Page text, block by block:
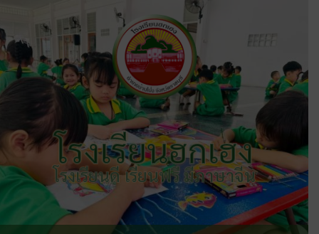
โรงเรียนฮกเฮง
โรงเรียนดี เรียนฟรี มีภาษาจีน